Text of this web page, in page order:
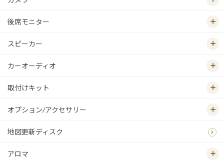
後席モニター
スピーカー
カーオーディオ
取付けキット
オプション/アクセサリー
地図更新ディスク
アロマ